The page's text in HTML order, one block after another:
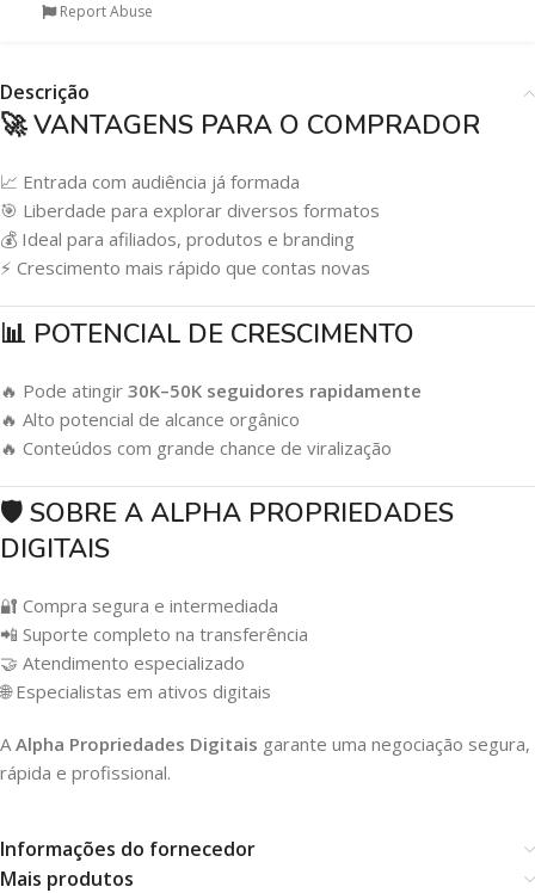
Report Abuse
Descrição
🚀 VANTAGENS PARA O COMPRADOR
📈 Entrada com audiência já formada
🎯 Liberdade para explorar diversos formatos
💰 Ideal para afiliados, produtos e branding
⚡ Crescimento mais rápido que contas novas
📊 POTENCIAL DE CRESCIMENTO
🔥 Pode atingir 30K–50K seguidores rapidamente
🔥 Alto potencial de alcance orgânico
🔥 Conteúdos com grande chance de viralização
🛡️ SOBRE A ALPHA PROPRIEDADES
DIGITAIS
🔐 Compra segura e intermediada
📲 Suporte completo na transferência
🤝 Atendimento especializado
🌐 Especialistas em ativos digitais
AAlpha Propriedades Digitais garante uma negociação segura,
rápida e profissional.
Informações do fornecedor
Mais produtos